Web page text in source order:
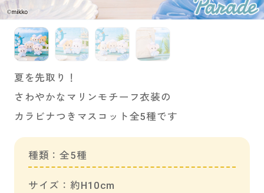
夏を先取り！
さわやかなマリンモチーフ衣装の
カラビナつきマスコット全5種です
種類：全5種
サイズ：約H10cm